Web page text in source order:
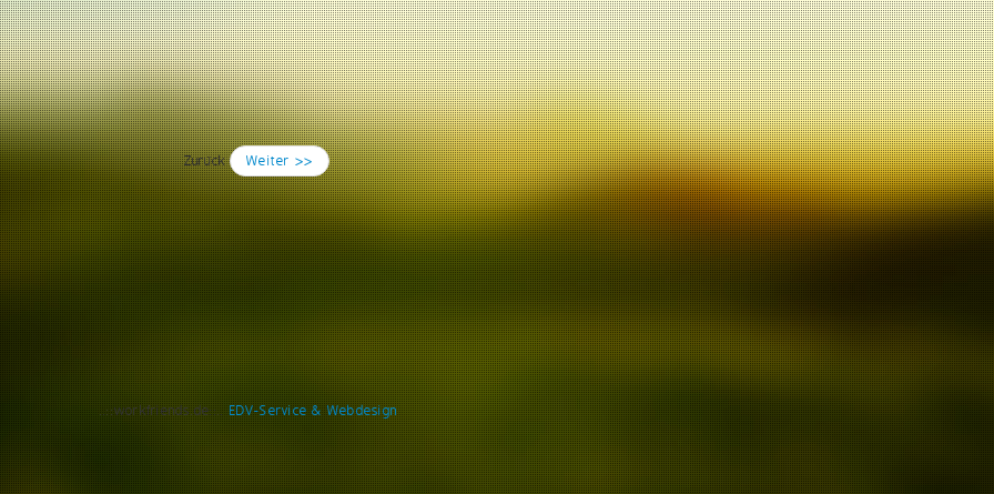
Zurück Weiter >>
..::workfriends.de::..EDV-Service & Webdesign